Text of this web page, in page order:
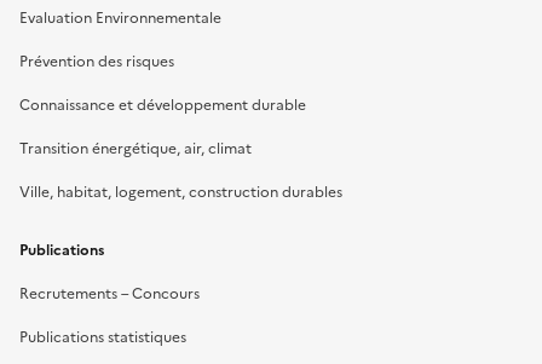
Evaluation Environnementale
Prévention des risques
Connaissance et développement durable
Transition énergétique, air, climat
Ville, habitat, logement, construction durables
Publications
Recrutements – Concours
Publications statistiques